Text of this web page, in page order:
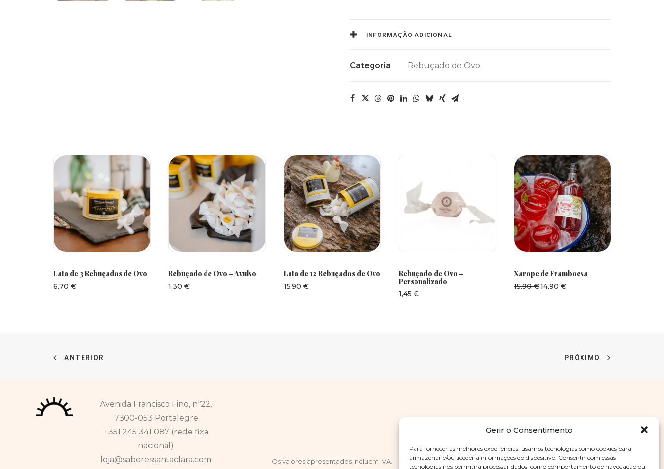
Gerir o Consentimento
Para fornecer as melhores experiências, usamos tecnologias como cookies para
armazenar e/ou aceder a informações do dispositivo. Consentir com essas
tecnologias nos permitirá processar dados, como comportamento de navegação ou
INFORMAÇÃO ADICIONAL
Categoria Rebuçado de Ovo
Lata de 3 Rebuçados de Ovo
6,70 €
Rebuçado de Ovo – Avulso
1,30 €
Lata de 12 Rebuçados de Ovo
15,90 €
Rebuçado de Ovo –
Personalizado
1,45 €
Xarope de Framboesa
15,90€O
14,90 €
ANTERIOR PRÓXIMO
Avenida Francisco Fino, nº22,
7300-053 Portalegre
+351 245 341 087 (rede fixa
nacional)
loja@saboressantaclara.com
Os valores apresentados incluem IVA. Entregas Devoluções Livro de Reclamações